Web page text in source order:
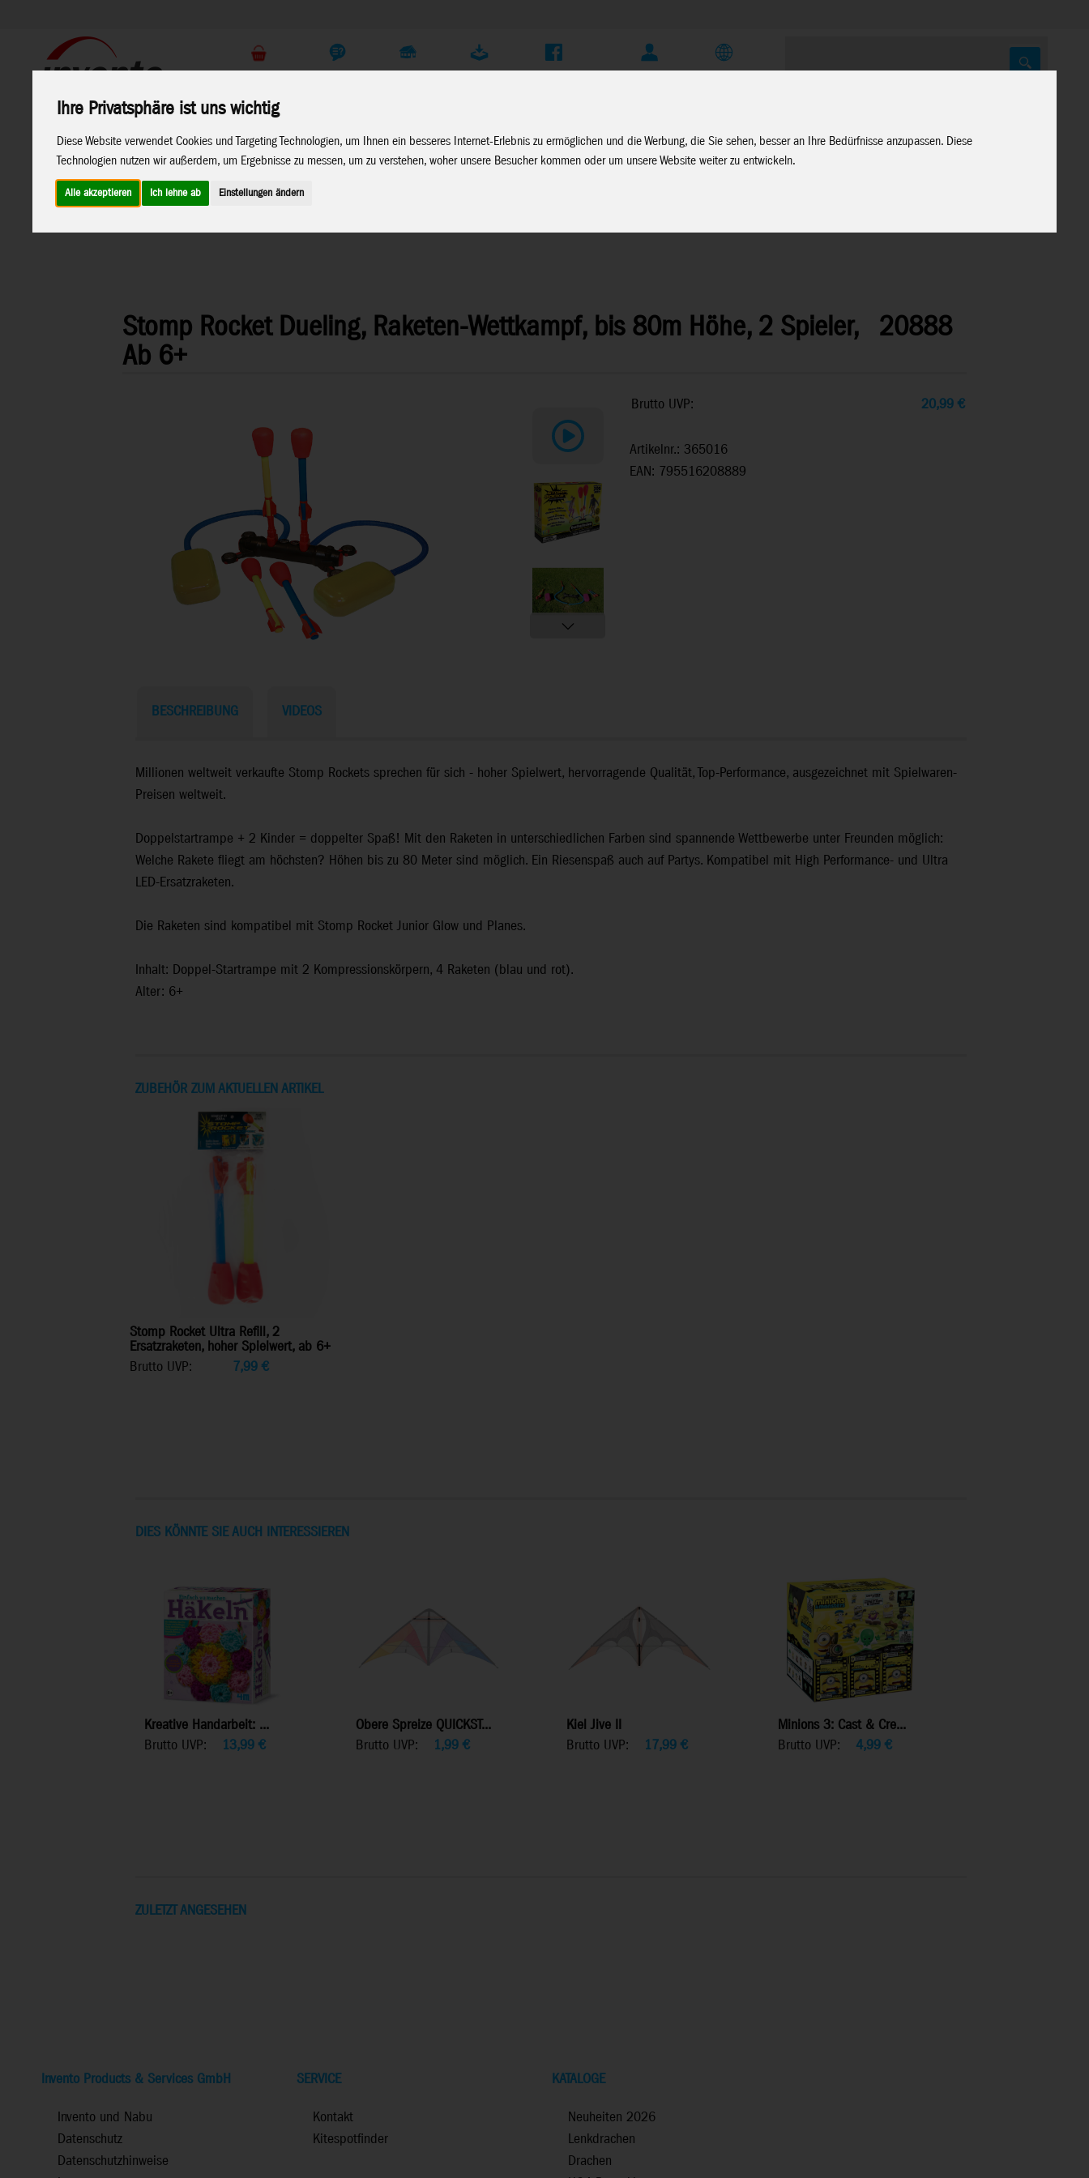
Ihre Privatsphäre ist uns wichtig
Diese Website verwendet Cookies und Targeting Technologien, um Ihnen ein besseres Internet-Erlebnis zu ermöglichen und die Werbung, die Sie sehen, besser an Ihre Bedürfnisse anzupassen. Diese
Technologien nutzen wir außerdem, um Ergebnisse zu messen, um zu verstehen, woher unsere Besucher kommen oder um unsere Website weiter zu entwickeln.
Alle akzeptieren Ich lehne ab Einstellungen ändern
Marken
Stomp Rocket Dueling, Raketen-Wettkampf, bis 80m Höhe, 2 Spieler,
Ab 6+
20888
Brutto UVP: 20,99€
Artikelnr.: 365016
EAN: 795516208889
BESCHREIBUNG VIDEOS
Millionen weltweit verkaufte Stomp Rockets sprechen für sich - hoher Spielwert, hervorragende Qualität, Top-Performance, ausgezeichnet mit Spielwaren-
Preisen weltweit.
Doppelstartrampe + 2 Kinder = doppelter Spaß! Mit den Raketen in unterschiedlichen Farben sind spannende Wettbewerbe unter Freunden möglich:
Welche Rakete fliegt am höchsten? Höhen bis zu 80 Meter sind möglich. Ein Riesenspaß auch auf Partys. Kompatibel mit High Performance- und Ultra
LED-Ersatzraketen.
Die Raketen sind kompatibel mit Stomp Rocket Junior Glow und Planes.
Inhalt: Doppel-Startrampe mit 2 Kompressionskörpern, 4 Raketen (blau und rot).
Alter: 6+
ZUBEHÖR ZUM AKTUELLEN ARTIKEL
Stomp Rocket Ultra Refill, 2
Ersatzraketen, hoher Spielwert, ab 6+
Brutto UVP:
7,99 €
DIES KÖNNTE SIE AUCH INTERESSIEREN
Kreative Handarbeit: ...
Brutto UVP:
13,99 €
Obere Spreize QUICKST...
Brutto UVP:
1,99€
Kiel Jive II
Brutto UVP:
17,99 €
Minions 3: Cast & Cre...
Brutto UVP:
4,99€
ZULETZT ANGESEHEN
Invento Products & Services GmbH
Invento und Nabu
Datenschutz
Datenschutzhinweise
SERVICE
Kontakt
Kitespotfinder
KATALOGE
Neuheiten 2026
Lenkdrachen
Drachen